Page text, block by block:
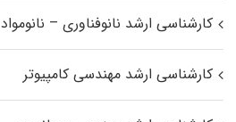
کارشناسی ارشد نانوفناوری – نانومواد
کارشناسی ارشد مهندسی کامپیوتر